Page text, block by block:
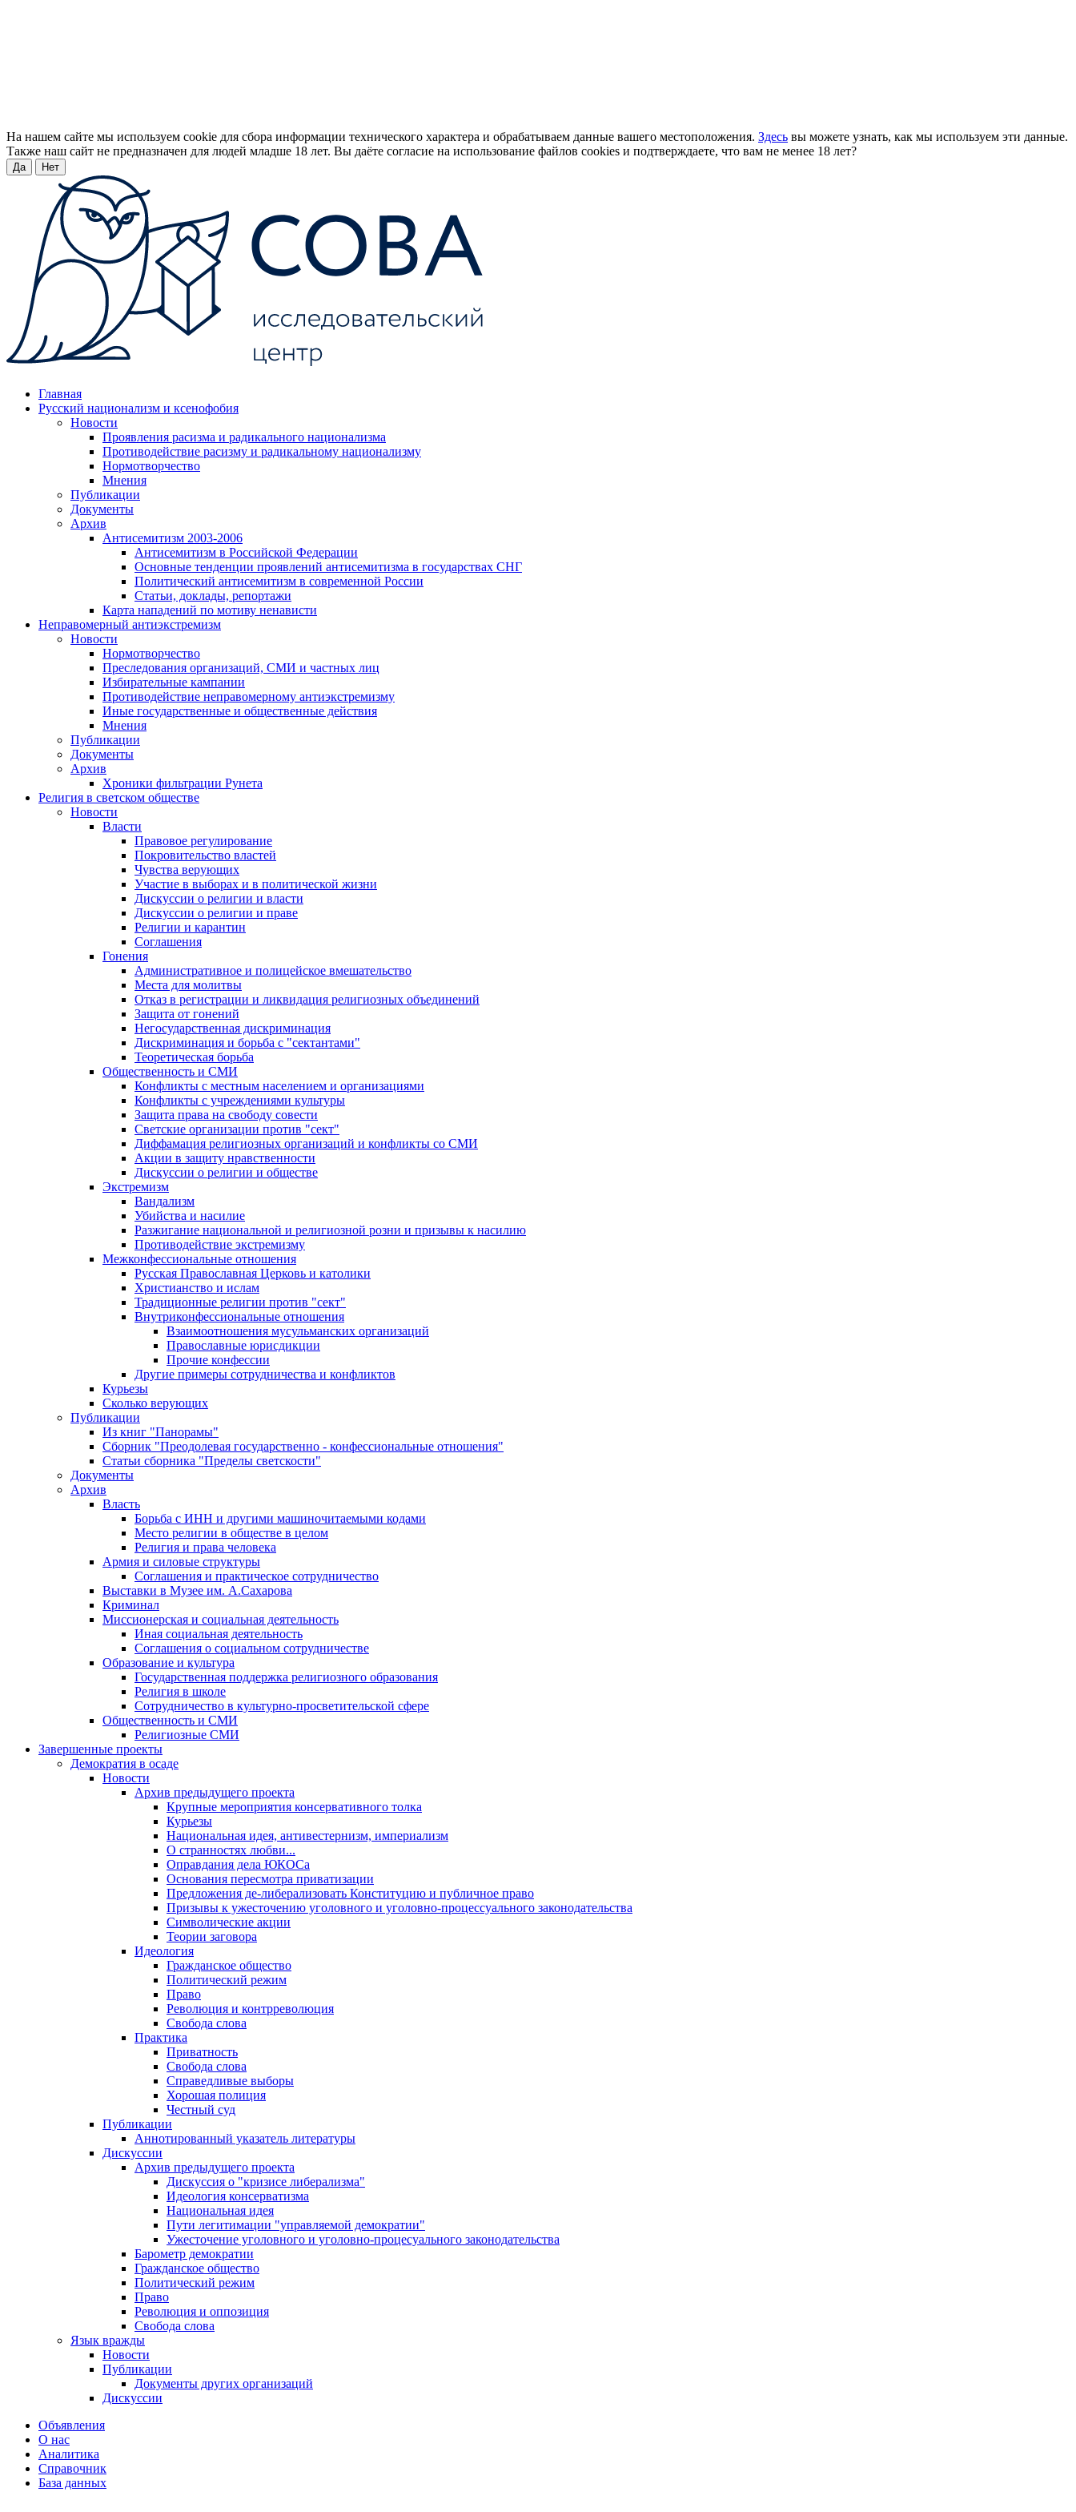
На нашем сайте мы используем cookie для сбора информации технического характера и обрабатываем данные вашего местоположения. Здесь вы можете узнать, как мы используем эти данные.
Также наш сайт не предназначен для людей младше 18 лет. Вы даёте согласие на использование файлов cookies и подтверждаете, что вам не менее 18 лет?
Да Нет
Главная
Русский национализм и ксенофобия
Новости
Проявления расизма и радикального национализма
Противодействие расизму и радикальному национализму
Нормотворчество
Мнения
Публикации
Документы
Архив
Антисемитизм 2003-2006
Антисемитизм в Российской Федерации
Основные тенденции проявлений антисемитизма в государствах СНГ
Политический антисемитизм в современной России
Статьи, доклады, репортажи
Карта нападений по мотиву ненависти
Неправомерный антиэкстремизм
Новости
Нормотворчество
Преследования организаций, СМИ и частных лиц
Избирательные кампании
Противодействие неправомерному антиэкстремизму
Иные государственные и общественные действия
Мнения
Публикации
Документы
Архив
Хроники фильтрации Рунета
Религия в светском обществе
Новости
Власти
Правовое регулирование
Покровительство властей
Чувства верующих
Участие в выборах и в политической жизни
Дискуссии о религии и власти
Дискуссии о религии и праве
Религии и карантин
Соглашения
Гонения
Административное и полицейское вмешательство
Места для молитвы
Отказ в регистрации и ликвидация религиозных объединений
Защита от гонений
Негосударственная дискриминация
Дискриминация и борьба с "сектантами"
Теоретическая борьба
Общественность и СМИ
Конфликты с местным населением и организациями
Конфликты с учреждениями культуры
Защита права на свободу совести
Светские организации против "сект"
Диффамация религиозных организаций и конфликты со СМИ
Акции в защиту нравственности
Дискуссии о религии и обществе
Экстремизм
Вандализм
Убийства и насилие
Разжигание национальной и религиозной розни и призывы к насилию
Противодействие экстремизму
Межконфессиональные отношения
Русская Православная Церковь и католики
Христианство и ислам
Традиционные религии против "сект"
Внутриконфессиональные отношения
Взаимоотношения мусульманских организаций
Православные юрисдикции
Прочие конфессии
Другие примеры сотрудничества и конфликтов
Курьезы
Сколько верующих
Публикации
Из книг "Панорамы"
Сборник "Преодолевая государственно - конфессиональные отношения"
Статьи сборника "Пределы светскости"
Документы
Архив
Власть
Борьба с ИНН и другими машиночитаемыми кодами
Место религии в обществе в целом
Религия и права человека
Армия и силовые структуры
Соглашения и практическое сотрудничество
Выставки в Музее им. А.Сахарова
Криминал
Миссионерская и социальная деятельность
Иная социальная деятельность
Соглашения о социальном сотрудничестве
Образование и культура
Государственная поддержка религиозного образования
Религия в школе
Сотрудничество в культурно-просветительской сфере
Общественность и СМИ
Религиозные СМИ
Завершенные проекты
Демократия в осаде
Новости
Архив предыдущего проекта
Крупные мероприятия консервативного толка
Курьезы
Национальная идея, антивестернизм, империализм
О странностях любви...
Оправдания дела ЮКОСа
Основания пересмотра приватизации
Предложения де-либерализовать Конституцию и публичное право
Призывы к ужесточению уголовного и уголовно-процессуального законодательства
Символические акции
Теории заговора
Идеология
Гражданское общество
Политический режим
Право
Революция и контрреволюция
Свобода слова
Практика
Приватность
Свобода слова
Справедливые выборы
Хорошая полиция
Честный суд
Публикации
Аннотированный указатель литературы
Дискуссии
Архив предыдущего проекта
Дискуссия о "кризисе либерализма"
Идеология консерватизма
Национальная идея
Пути легитимации "управляемой демократии"
Ужесточение уголовного и уголовно-процесуального законодательства
Барометр демократии
Гражданское общество
Политический режим
Право
Революция и оппозиция
Свобода слова
Язык вражды
Новости
Публикации
Документы других организаций
Дискуссии
Объявления
О нас
Аналитика
Справочник
База данных